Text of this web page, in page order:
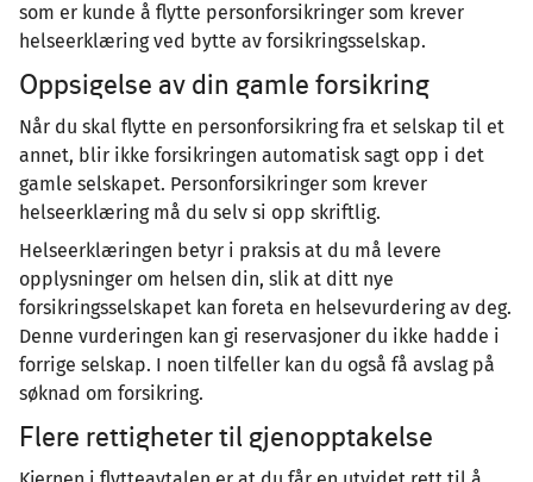
som er kunde å flytte personforsikringer som krever
helseerklæring ved bytte av forsikringsselskap.
Oppsigelse av din gamle forsikring
Når du skal flytte en personforsikring fra et selskap til et
annet, blir ikke forsikringen automatisk sagt opp i det
gamle selskapet. Personforsikringer som krever
helseerklæring må du selv si opp skriftlig.
Helseerklæringen betyr i praksis at du må levere
opplysninger om helsen din, slik at ditt nye
forsikringsselskapet kan foreta en helsevurdering av deg.
Denne vurderingen kan gi reservasjoner du ikke hadde i
forrige selskap. I noen tilfeller kan du også få avslag på
søknad om forsikring.
Flere rettigheter til gjenopptakelse